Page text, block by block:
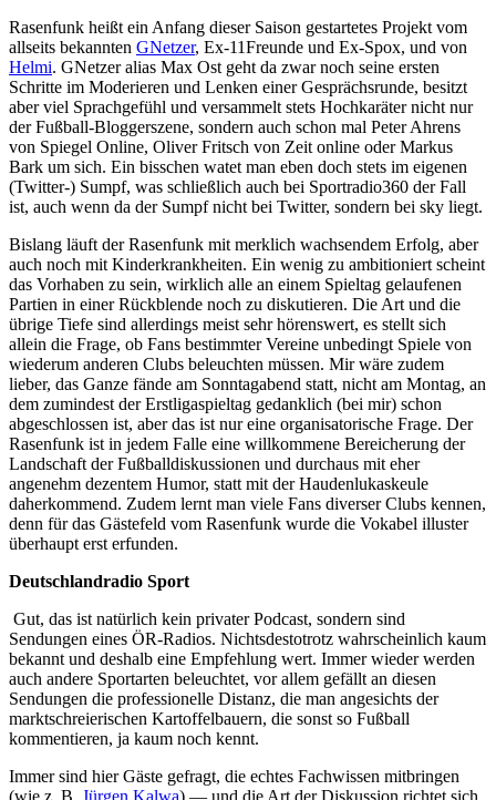
Rasenfunk heißt ein Anfang dieser Saison gestartetes Projekt vom
allseits bekannten GNetzer, Ex-11Freunde und Ex-Spox, und von
Helmi. GNetzer alias Max Ost geht da zwar noch seine ersten
Schritte im Moderieren und Lenken einer Gesprächsrunde, besitzt
aber viel Sprachgefühl und versammelt stets Hochkaräter nicht nur
der Fußball-Bloggerszene, sondern auch schon mal Peter Ahrens
von Spiegel Online, Oliver Fritsch von Zeit online oder Markus
Bark um sich. Ein bisschen watet man eben doch stets im eigenen
(Twitter-) Sumpf, was schließlich auch bei Sportradio360 der Fall
ist, auch wenn da der Sumpf nicht bei Twitter, sondern bei sky liegt.
Bislang läuft der Rasenfunk mit merklich wachsendem Erfolg, aber
auch noch mit Kinderkrankheiten. Ein wenig zu ambitioniert scheint
das Vorhaben zu sein, wirklich alle an einem Spieltag gelaufenen
Partien in einer Rückblende noch zu diskutieren. Die Art und die
übrige Tiefe sind allerdings meist sehr hörenswert, es stellt sich
allein die Frage, ob Fans bestimmter Vereine unbedingt Spiele von
wiederum anderen Clubs beleuchten müssen. Mir wäre zudem
lieber, das Ganze fände am Sonntagabend statt, nicht am Montag, an
dem zumindest der Erstligaspieltag gedanklich (bei mir) schon
abgeschlossen ist, aber das ist nur eine organisatorische Frage. Der
Rasenfunk ist in jedem Falle eine willkommene Bereicherung der
Landschaft der Fußballdiskussionen und durchaus mit eher
angenehm dezentem Humor, statt mit der Haudenlukaskeule
daherkommend. Zudem lernt man viele Fans diverser Clubs kennen,
denn für das Gästefeld vom Rasenfunk wurde die Vokabel illuster
überhaupt erst erfunden.
Deutschlandradio Sport
Gut, das ist natürlich kein privater Podcast, sondern sind
Sendungen eines ÖR-Radios. Nichtsdestotrotz wahrscheinlich kaum
bekannt und deshalb eine Empfehlung wert. Immer wieder werden
auch andere Sportarten beleuchtet, vor allem gefällt an diesen
Sendungen die professionelle Distanz, die man angesichts der
marktschreierischen Kartoffelbauern, die sonst so Fußball
kommentieren, ja kaum noch kennt.
Immer sind hier Gäste gefragt, die echtes Fachwissen mitbringen
(wie z. B.
Jürgen Kalwa) — und die Art der Diskussion richtet sich